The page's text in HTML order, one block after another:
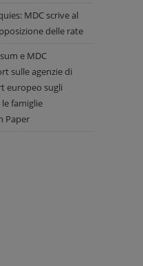
MDC scrive al
delle rate
e MDC
sulle agenzie di
europeo sugli
famiglie
Paper